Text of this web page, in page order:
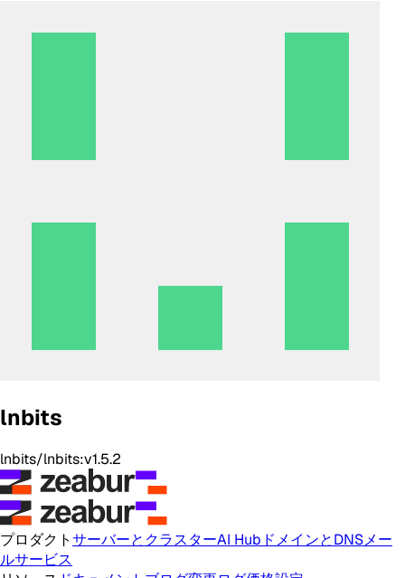
lnbits
lnbits/lnbits:v1.5.2
プロダクトサーバーとクラスターAI Hub ドメインとDNSメー
ルサービス